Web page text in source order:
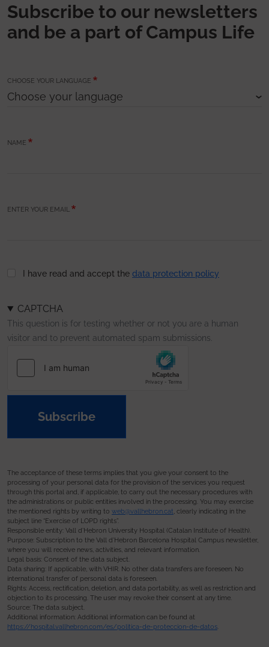
Subscribe to our newsletters
and be a part of Campus Life
CHOOSE YOUR LANGUAGE
NAME
ENTER YOUR EMAIL
I have read and accept the data protection policy
CAPTCHA
This question is for testing whether or not you are a human
visitor and to prevent automated spam submissions.
Subscribe
The acceptance of these terms implies that you give your consent to the
processing of your personal data for the provision of the services you request
through this portal and, if applicable, to carry out the necessary procedures with
the administrations or public entities involved in the processing. You may exercise
the mentioned rights by writing to web@vallhebron.cat, clearly indicating in the
subject line “Exercise of LOPD rights”.
Responsible entity: Vall d’Hebron University Hospital (Catalan Institute of Health).
Purpose: Subscription to the Vall d’Hebron Barcelona Hospital Campus newsletter,
where you will receive news, activities, and relevant information.
Legal basis: Consent of the data subject.
Data sharing: If applicable, with VHIR. No other data transfers are foreseen. No
international transfer of personal data is foreseen.
Rights: Access, rectification, deletion, and data portability, as well as restriction and
objection to its processing. The user may revoke their consent at any time.
Source: The data subject.
Additional information: Additional information can be found at
https://hospital.vallhebron.com/es/politica-de-proteccion-de-datos